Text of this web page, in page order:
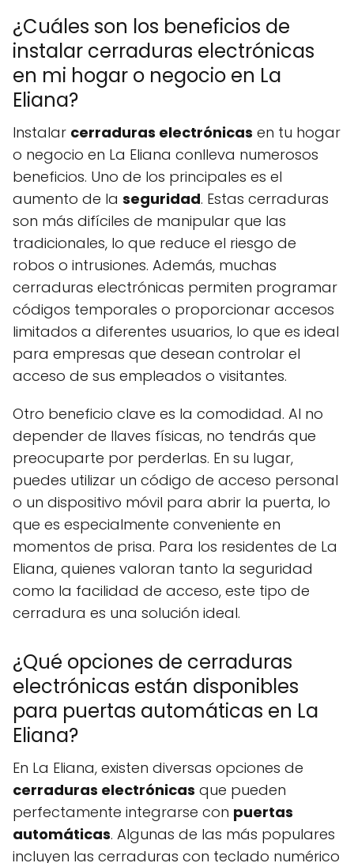
¿Cuáles son los beneficios de
instalar cerraduras electrónicas
en mi hogar o negocio en La
Eliana?
Instalar cerraduras electrónicas en tu hogar
o negocio en La Eliana conlleva numerosos
beneficios. Uno de los principales es el
aumento de la seguridad. Estas cerraduras
son más difíciles de manipular que las
tradicionales, lo que reduce el riesgo de
robos o intrusiones. Además, muchas
cerraduras electrónicas permiten programar
códigos temporales o proporcionar accesos
limitados a diferentes usuarios, lo que es ideal
para empresas que desean controlar el
acceso de sus empleados o visitantes.
Otro beneficio clave es la comodidad. Al no
depender de llaves físicas, no tendrás que
preocuparte por perderlas. En su lugar,
puedes utilizar un código de acceso personal
o un dispositivo móvil para abrir la puerta, lo
que es especialmente conveniente en
momentos de prisa. Para los residentes de La
Eliana, quienes valoran tanto la seguridad
como la facilidad de acceso, este tipo de
cerradura es una solución ideal.
¿Qué opciones de cerraduras
electrónicas están disponibles
para puertas automáticas en La
Eliana?
En La Eliana, existen diversas opciones de
cerraduras electrónicas que pueden
perfectamente integrarse con puertas
automáticas. Algunas de las más populares
incluyen las cerraduras con teclado numérico